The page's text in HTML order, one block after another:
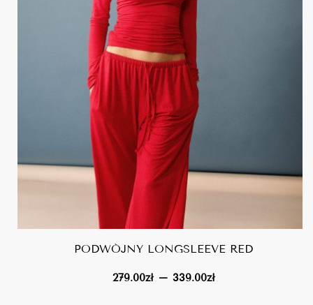
PODWÓJNY LONGSLEEVE RED
279.00zł – 339.00złzakres